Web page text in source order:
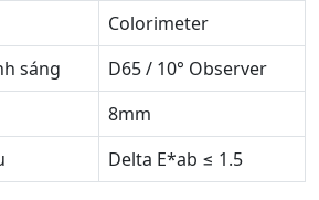
Colorimeter
sáng
D65 / 10° Observer
8mm
Delta E*ab ≤ 1.5